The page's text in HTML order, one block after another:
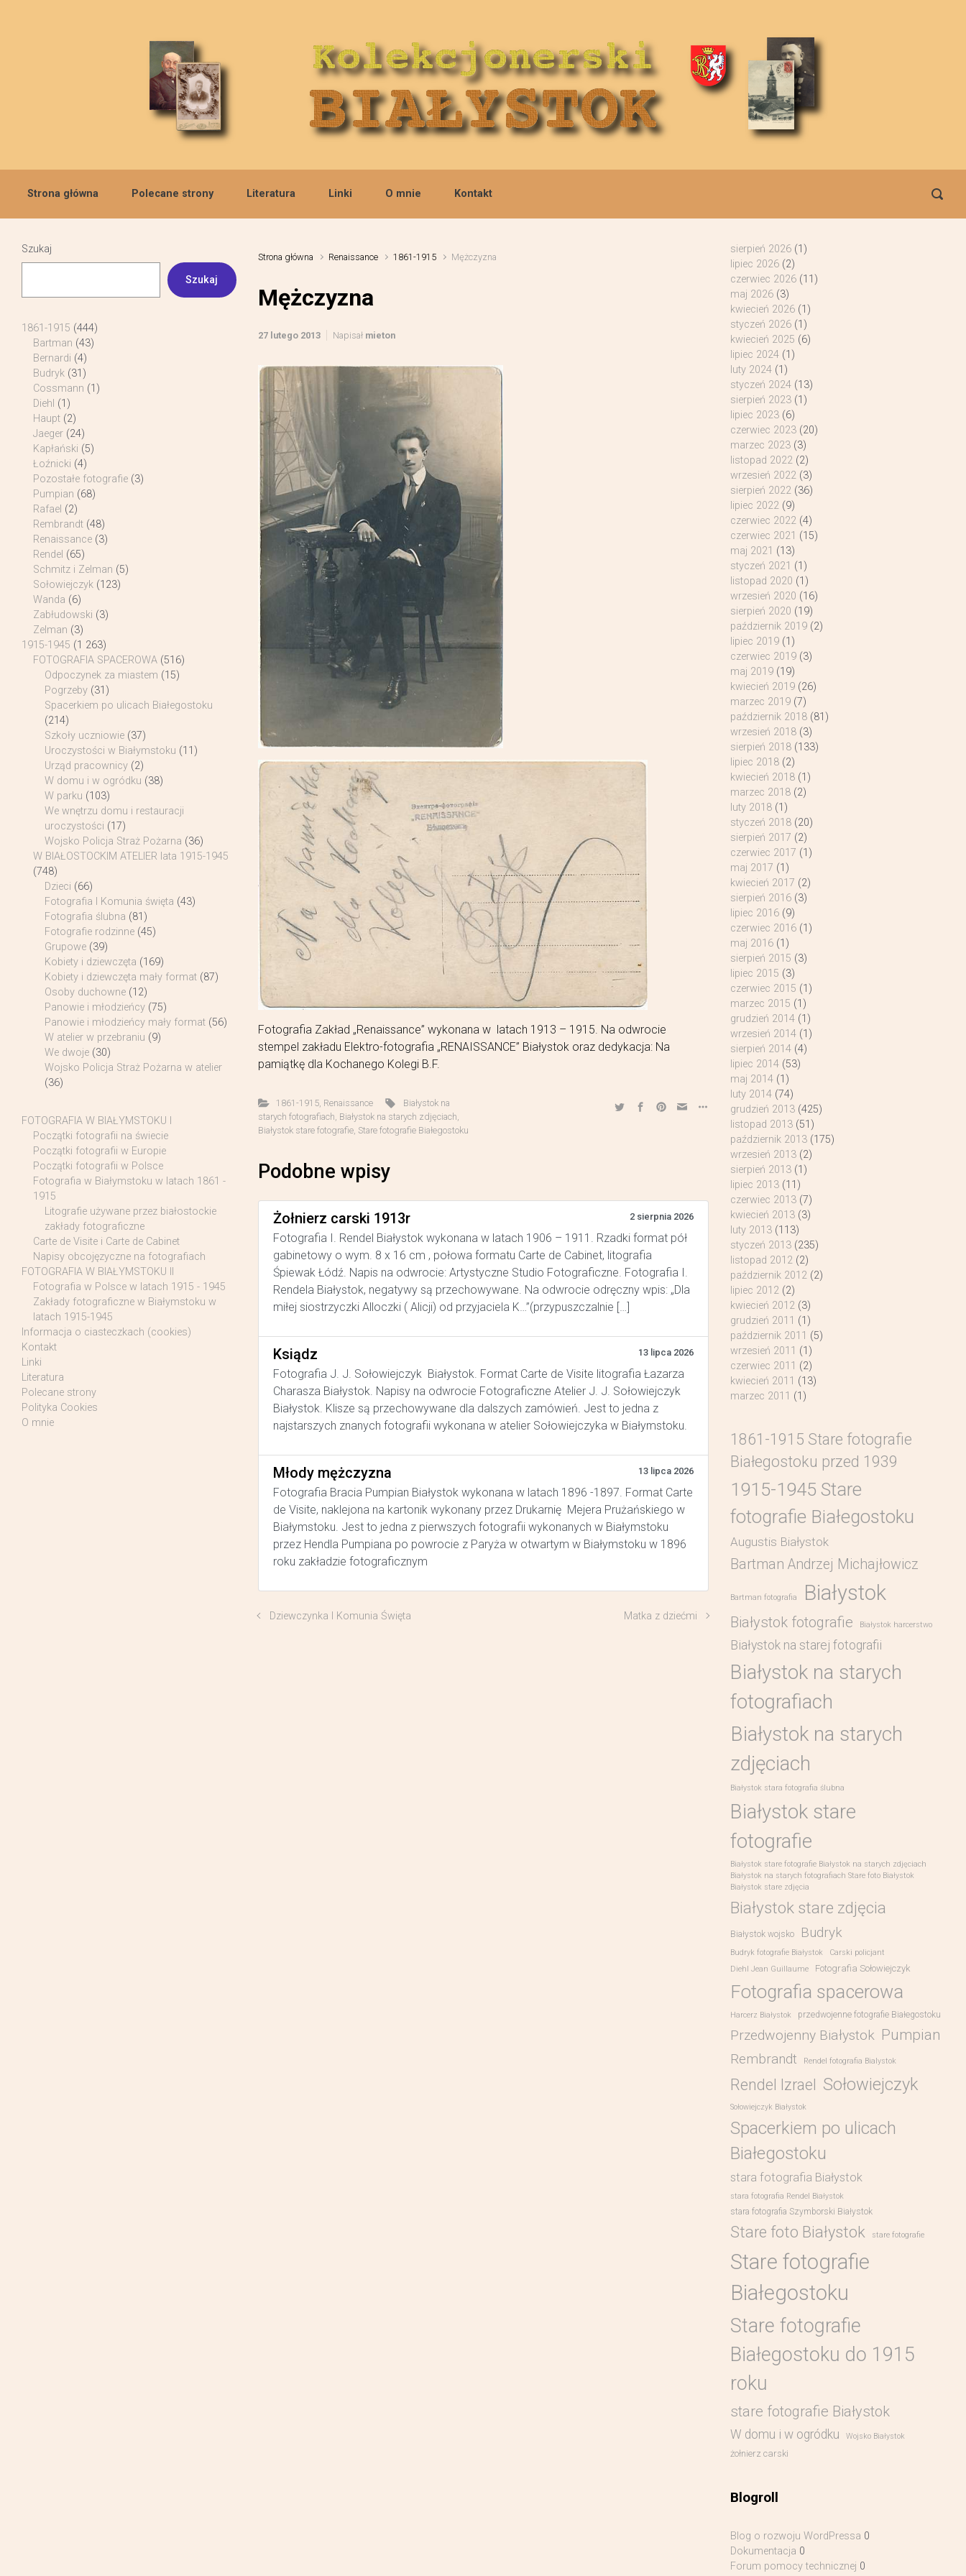
Strona główna Polecane strony Literatura Linki O mnie Kontakt
Strona główna Renaissance 1861-1915 Mężczyzna
Mężczyzna
27 lutego 2013 Napisał mieton
Fotografia Zakład „Renaissance” wykonana w latach 1913 – 1915. Na odwrocie
stempel zakładu Elektro-fotografia „RENAISSANCE” Białystok oraz dedykacja: Na
pamiątkę dla Kochanego Kolegi B.F.
1861-1915 Renaissance
Białystok na
starych fotografiach Białystok na starych zdjęciach
Białystok stare fotografie, Stare fotografie Białegostoku
Podobne wpisy
Żołnierz carski 1913r 2 sierpnia 2026
Fotografia I. Rendel Białystok wykonana w latach 1906 – 1911. Rzadki format pół
gabinetowy o wym. 8 x 16 cm , połowa formatu Carte de Cabinet, litografia
Śpiewak Łódź. Napis na odwrocie: Artystyczne Studio Fotograficzne. Fotografia I.
Rendela Białystok, negatywy są przechowywane. Na odwrocie odręczny wpis: „Dla
miłej siostrzyczki Alloczki ( Alicji) od przyjaciela K…”(przypuszczalnie […]
Ksiądz 13 lipca 2026
Fotografia J. J. Sołowiejczyk Białystok. Format Carte de Visite litografia Łazarza
Charasza Białystok. Napisy na odwrocie Fotograficzne Atelier J. J. Sołowiejczyk
Białystok. Klisze są przechowywane dla dalszych zamówień. Jest to jedna z
najstarszych znanych fotografii wykonana w atelier Sołowiejczyka w Białymstoku.
Młody mężczyzna 13 lipca 2026
Fotografia Bracia Pumpian Białystok wykonana w latach 1896 -1897. Format Carte
de Visite, naklejona na kartonik wykonany przez Drukarnię Mejera Prużańskiego w
Białymstoku. Jest to jedna z pierwszych fotografii wykonanych w Białymstoku
przez Hendla Pumpiana po powrocie z Paryża w otwartym w Białymstoku w 1896
roku zakładzie fotograficznym
Dziewczynka I Komunia Święta Matka z dziećmi
Szukaj
Szukaj
1861-1915 (444)
Bartman (43)
Bernardi (4)
Budryk (31)
Cossmann (1)
Diehl (1)
Haupt (2)
Jaeger (24)
Kapłański (5)
Łoźnicki (4)
Pozostałe fotografie (3)
Pumpian (68)
Rafael (2)
Rembrandt (48)
Renaissance (3)
Rendel (65)
Schmitz i Zelman (5)
Sołowiejczyk (123)
Wanda (6)
Zabłudowski (3)
Zelman (3)
1915-1945 (1 263)
FOTOGRAFIA SPACEROWA (516)
Odpoczynek za miastem (15)
Pogrzeby (31)
Spacerkiem po ulicach Białegostoku
(214)
Szkoły uczniowie (37)
Uroczystości w Białymstoku (11)
Urząd pracownicy (2)
W domu i w ogródku (38)
W parku (103)
We wnętrzu domu i restauracji
uroczystości (17)
Wojsko Policja Straż Pożarna (36)
W BIAŁOSTOCKIM ATELIER lata 1915-1945
(748)
Dzieci (66)
Fotografia I Komunia święta (43)
Fotografia ślubna (81)
Fotografie rodzinne (45)
Grupowe (39)
Kobiety i dziewczęta (169)
Kobiety i dziewczęta mały format (87)
Osoby duchowne (12)
Panowie i młodzieńcy (75)
Panowie i młodzieńcy mały format (56)
W atelier w przebraniu (9)
We dwoje (30)
Wojsko Policja Straż Pożarna w atelier
(36)
FOTOGRAFIA W BIAŁYMSTOKU I
Początki fotografii na świecie
Początki fotografii w Europie
Początki fotografii w Polsce
Fotografia w Białymstoku w latach 1861 -
1915
Litografie używane przez białostockie
zakłady fotograficzne
Carte de Visite i Carte de Cabinet
Napisy obcojęzyczne na fotografiach
FOTOGRAFIA W BIAŁYMSTOKU II
Fotografia w Polsce w latach 1915 - 1945
Zakłady fotograficzne w Białymstoku w
latach 1915-1945
Informacja o ciasteczkach (cookies)
Kontakt
Linki
Literatura
Polecane strony
Polityka Cookies
O mnie
sierpień 2026(1)
lipiec 2026(2)
czerwiec 2026(11)
maj 2026(3)
kwiecień 2026(1)
styczeń 2026(1)
kwiecień 2025 (6)
lipiec 2024(1)
luty 2024(1)
styczeń 2024(13)
sierpień 2023(1)
lipiec 2023(6)
czerwiec 2023(20)
marzec 2023(3)
listopad 2022(2)
wrzesień 2022(3)
sierpień 2022(36)
lipiec 2022(9)
czerwiec 2022(4)
czerwiec 2021 (15)
maj 2021 (13)
styczeń 2021 (1)
listopad 2020 (1)
wrzesień 2020 (16)
sierpień 2020 (19)
październik 2019(2)
lipiec 2019(1)
czerwiec 2019(3)
maj 2019(19)
kwiecień 2019(26)
marzec 2019(7)
październik 2018(81)
wrzesień 2018(3)
sierpień 2018(133)
lipiec 2018(2)
kwiecień 2018(1)
marzec 2018(2)
luty 2018(1)
styczeń 2018(20)
sierpień 2017 (2)
czerwiec 2017 (1)
maj 2017 (1)
kwiecień 2017 (2)
sierpień 2016(3)
lipiec 2016(9)
czerwiec 2016(1)
maj 2016(1)
sierpień 2015 (3)
lipiec 2015 (3)
czerwiec 2015 (1)
marzec 2015 (1)
grudzień 2014(1)
wrzesień 2014(1)
sierpień 2014(4)
lipiec 2014(53)
maj 2014(1)
luty 2014(74)
grudzień 2013(425)
listopad 2013(51)
październik 2013(175)
wrzesień 2013(2)
sierpień 2013(1)
lipiec 2013(11)
czerwiec 2013(7)
kwiecień 2013(3)
luty 2013(113)
styczeń 2013(235)
listopad 2012(2)
październik 2012(2)
lipiec 2012(2)
kwiecień 2012(3)
grudzień 2011 (1)
październik 2011 (5)
wrzesień 2011 (1)
czerwiec 2011 (2)
kwiecień 2011 (13)
marzec 2011 (1)
1861-1915 Stare fotografie
Białegostoku przed 1939
1915-1945 Stare
fotografie Białegostoku
Augustis Białystok
Bartman Andrzej Michajłowicz
Bartman fotografia Białystok
Białystok fotografie Białystok harcerstwo
Białystok na starej fotografii
Białystok na starych
fotografiach
Białystok na starych
zdjęciach
Białystok stara fotografia ślubna
Białystok stare
fotografie
Białystok stare fotografie Białystok na starych zdjęciach
Białystok na starych fotografiach Stare foto Białystok
Białystok stare zdjęcia
Białystok stare zdjęcia
Białystok wojsko Budryk
Budryk fotografie Białystok
Carski policjant
Diehl Jean Guillaume
Fotografia Sołowiejczyk
Fotografia spacerowa
Harcerz Białystok przedwojenne fotografie Białegostoku
Przedwojenny Białystok Pumpian
Rembrandt Rendel fotografia Bialystok
Rendel Izrael Sołowiejczyk
Sołowiejczyk Białystok
Spacerkiem po ulicach
Białegostoku
stara fotografia Białystok
stara fotografia Rendel Białystok
stara fotografia Szymborski Białystok
Stare foto Białystok stare fotografie
Stare fotografie
Białegostoku
Stare fotografie
Białegostoku do 1915
roku
stare fotografie Białystok
W domu i w ogródku Wojsko Białystok
żołnierz carski
Blogroll
Blog o rozwoju WordPressa 0
Dokumentacja 0
Forum pomocy technicznej 0